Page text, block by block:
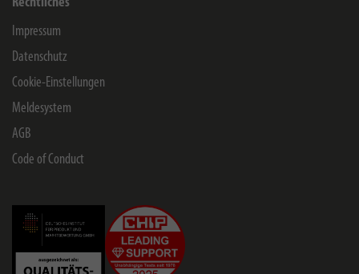
Impressum
Datenschutz
Cookie-Einstellungen
Meldesystem
AGB
Code of Conduct